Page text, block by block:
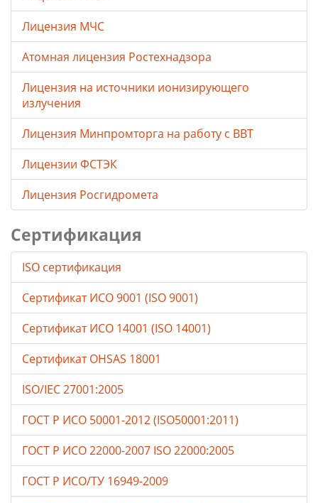
Лицензия МЧС
Атомная лицензия Ростехнадзора
Лицензия на источники ионизирующего
излучения
Лицензия Минпромторга на работу с ВВТ
Лицензии ФСТЭК
Лицензия Росгидромета
Сертификация
ISO сертификация
Сертификат ИСО 9001 (ISO 9001)
Сертификат ИСО 14001 (ISO 14001)
Сертификат OHSAS 18001
ISO/IEC 27001:2005
ГОСТ Р ИСО 50001-2012 (ISO50001:2011)
ГОСТ Р ИСО 22000-2007 ISO 22000:2005
ГОСТ Р ИСО/ТУ 16949-2009